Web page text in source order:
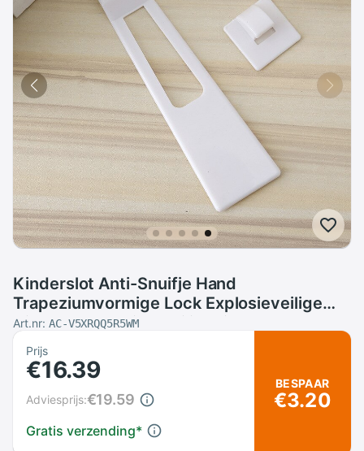
Kinderslot Anti-Snuifje Hand
Trapeziumvormige Lock Explosieveilige
Kind Bescherming Veiligheid Unlock Deur
Kast Lock Lade lock
Art.nr: AC-V5XRQQ5R5WM
Prijs
€16.39
Gratis verzending*
Adviesprijs:€19.59
BESPAAR
€3.20